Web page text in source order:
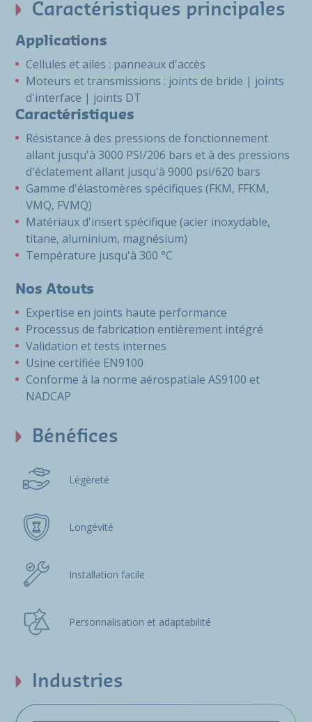
Caractéristiques principales
Applications
Cellules et ailes : panneaux d'accès
Moteurs et transmissions : joints de bride | joints
d'interface | joints DT
Caractéristiques
Résistance à des pressions de fonctionnement
allant jusqu'à 3000 PSI/206 bars et à des pressions
d'éclatement allant jusqu'à 9000 psi/620 bars
Gamme d'élastomères spécifiques (FKM, FFKM,
VMQ, FVMQ)
Matériaux d'insert spécifique (acier inoxydable,
titane, aluminium, magnésium)
Température jusqu'à 300 °C
Nos Atouts
Expertise en joints haute performance
Processus de fabrication entièrement intégré
Validation et tests internes
Usine certifiée EN9100
Conforme à la norme aérospatiale AS9100 et
NADCAP
Bénéfices
Légèreté
Longévité
Installation facile
Personnalisation et adaptabilité
Industries